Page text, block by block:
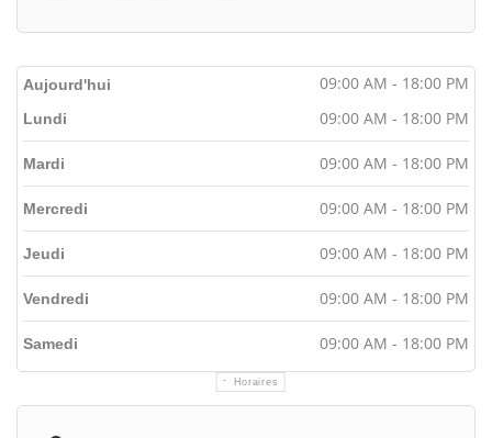
Aujourd'hui 09:00 AM - 18:00 PM
Horaires
Lundi 09:00 AM - 18:00 PM
Mardi 09:00 AM - 18:00 PM
Mercredi 09:00 AM - 18:00 PM
Jeudi 09:00 AM - 18:00 PM
Vendredi 09:00 AM - 18:00 PM
Samedi 09:00 AM - 18:00 PM